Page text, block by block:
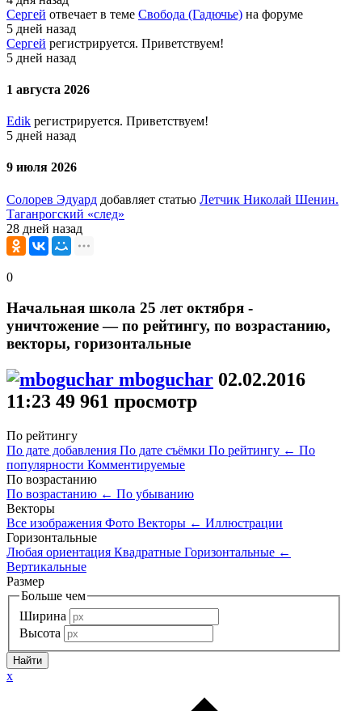
Сергей отвечает в теме Свобода (Гадючье) на форуме
5 дней назад
Сергей регистрируется. Приветствуем!
5 дней назад
1 августа 2026
Edik регистрируется. Приветствуем!
5 дней назад
9 июля 2026
Солорев Эдуард добавляет статью Летчик Николай Шенин.
Таганрогский «след»
28 дней назад
0
Начальная школа 25 лет октября -
уничтожение — по рейтингу, по возрастанию,
векторы, горизонтальные
mboguchar 02.02.2016
11:23 49 961 просмотр
По рейтингу
По дате добавления По дате съёмки По рейтингу ← По
популярности Комментируемые
По возрастанию
По возрастанию ← По убыванию
Векторы
Все изображения Фото Векторы ← Иллюстрации
Горизонтальные
Любая ориентация Квадратные Горизонтальные ←
Вертикальные
Размер
Больше чем
Ширина
Высота
x